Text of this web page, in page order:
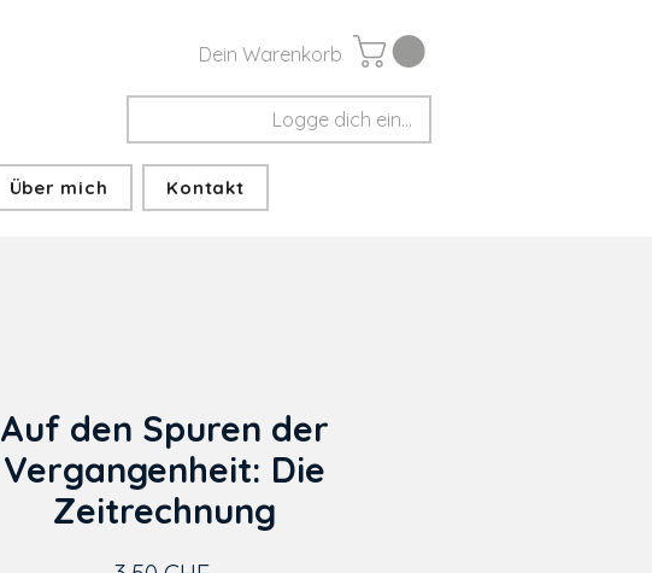
Dein Warenkorb
Logge dich ein...
Über mich Kontakt
Auf den Spuren der
Vergangenheit: Die
Zeitrechnung